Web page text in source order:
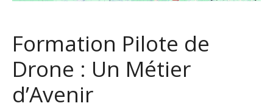
Formation Pilote de
Drone : Un Métier
d’Avenir